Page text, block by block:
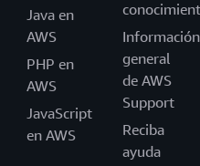
Java en
AWS
PHP en
AWS
JavaScript
en AWS
Información
general
de AWS
Support
Reciba
ayuda